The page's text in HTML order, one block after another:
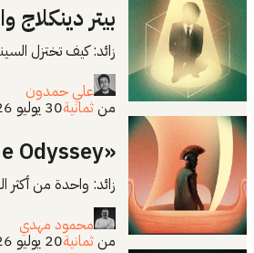
بيتر دينكلاج
زائد: كيف تختزل
علي حمدون
منثمانية30 يوليو 2026
«The Odyssey»... الخطوة الأجرأ في مسيرة نولان
زائد: واحدة من أكثر
محمود مهدي
منثمانية20 يوليو 2026